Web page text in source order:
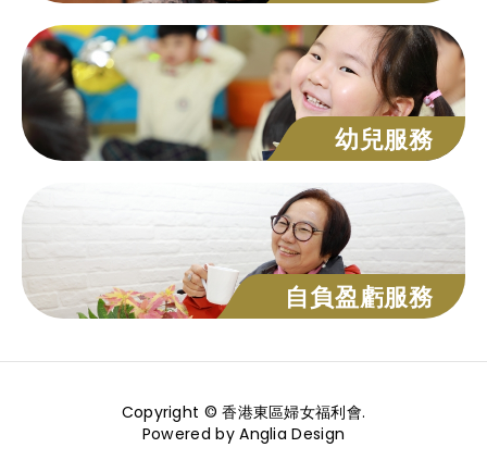
幼兒服務
自負盈虧服務
Copyright © 香港東區婦女福利會.
Powered byAnglia Design